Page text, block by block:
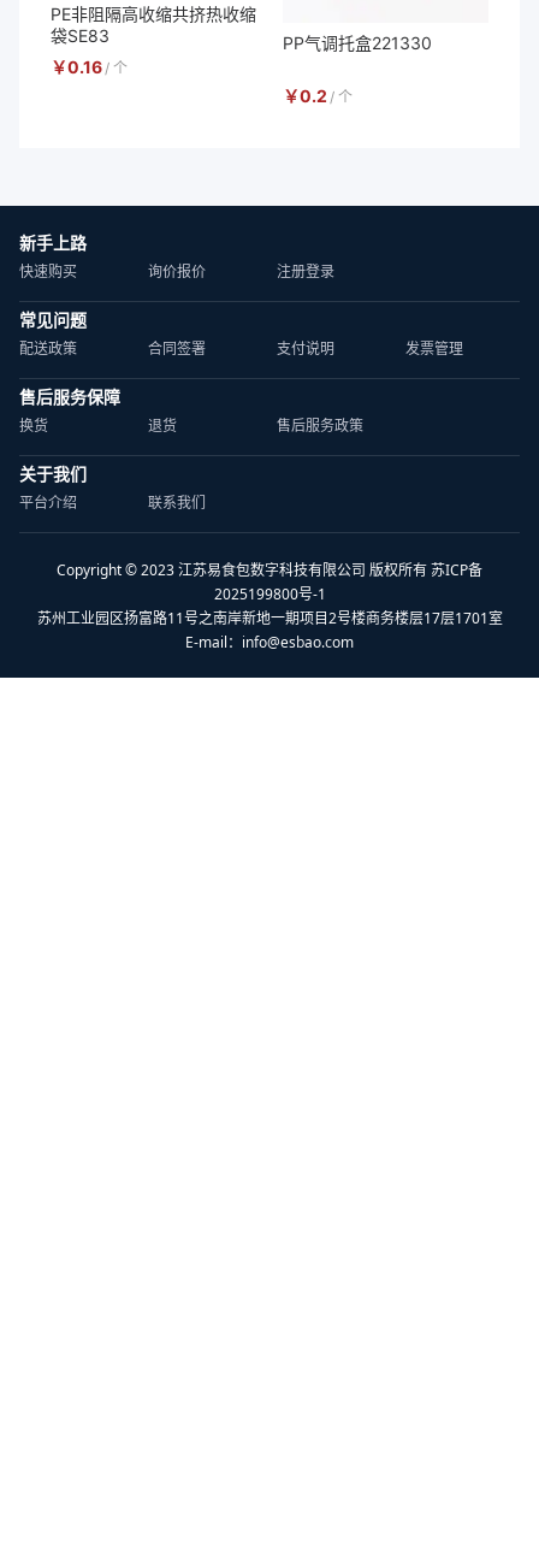
PE非阻隔高收缩共挤热收缩
袋SE83
￥0.16 / 个
PP气调托盒221330
￥0.2 / 个
新手上路
快速购买 询价报价 注册登录
常见问题
配送政策 合同签署 支付说明 发票管理
售后服务保障
换货 退货 售后服务政策
关于我们
平台介绍 联系我们
Copyright © 2023 江苏易食包数字科技有限公司 版权所有 苏ICP备
2025199800号-1
苏州工业园区扬富路11号之南岸新地一期项目2号楼商务楼层17层1701室
E-mail： info@esbao.com